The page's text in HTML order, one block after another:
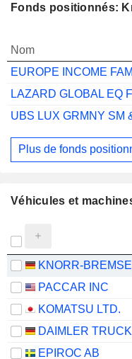
Fonds positionnés:
Nom
EUROPE INCOME
Plus de fonds
Véhicules et
KNORR-
PACCAR INC
KOMATSU LTD.
EPIROC AB